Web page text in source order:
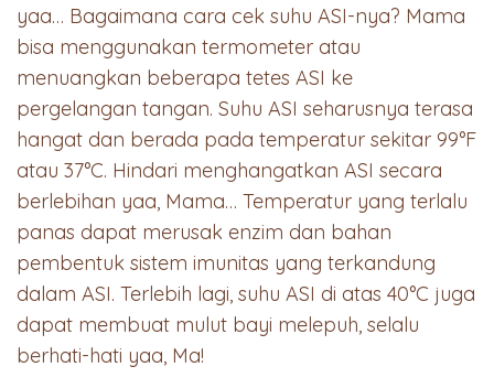
yaa… Bagaimana cara cek suhu ASI-nya? Mama
bisa menggunakan termometer atau
menuangkan beberapa tetes ASI ke
pergelangan tangan. Suhu ASI seharusnya terasa
hangat dan berada pada temperatur sekitar 99°F
atau 37°C. Hindari menghangatkan ASI secara
berlebihan yaa, Mama… Temperatur yang terlalu
panas dapat merusak enzim dan bahan
pembentuk sistem imunitas yang terkandung
dalam ASI. Terlebih lagi, suhu ASI di atas 40°C juga
dapat membuat mulut bayi melepuh, selalu
berhati-hati yaa, Ma!